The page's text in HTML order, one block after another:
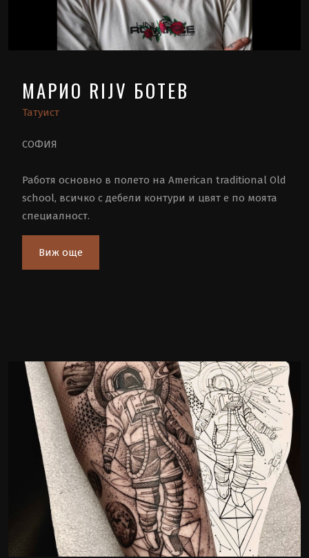
МАРИО RIJV БОТЕВ
Татуист
СОФИЯ
Работя основно в полето на American traditional Old
school, всичко с дебели контури и цвят е по моята
специалност.
Виж още